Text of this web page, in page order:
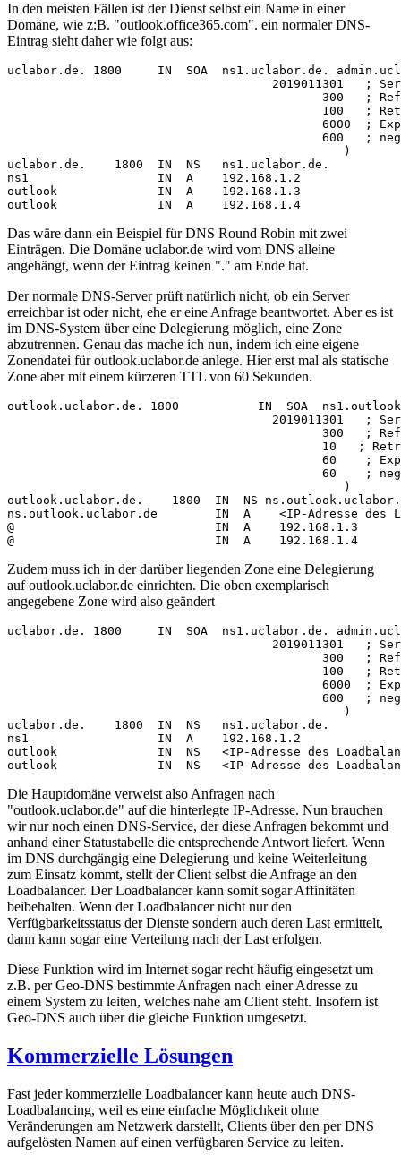
In den meisten Fällen ist der Dienst selbst ein Name in einer
Domäne, wie z:B. "outlook.office365.com". ein normaler DNS-
Eintrag sieht daher wie folgt aus:
uclabor.de. 1800     IN  SOA  ns1.uclabor.de.
2019011301   ;
300   ;
100   ;
6000  ;
600   ;
                                               )
uclabor.de.    1800  IN  NS   ns1.uclabor.de.
ns1                  IN  A    192.168.1.2
outlook              IN  A    192.168.1.3
outlook              IN  A    192.168.1.4
Das wäre dann ein Beispiel für DNS Round Robin mit zwei
Einträgen. Die Domäne uclabor.de wird vom DNS alleine
angehängt, wenn der Eintrag keinen "." am Ende hat.
Der normale DNS-Server prüft natürlich nicht, ob ein Server
erreichbar ist oder nicht, ehe er eine Anfrage beantwortet. Aber es ist
im DNS-System über eine Delegierung möglich, eine Zone
abzutrennen. Genau das mache ich nun, indem ich eine eigene
Zonendatei für outlook.uclabor.de anlege. Hier erst mal als statische
Zone aber mit einem kürzeren TTL von 60 Sekunden.
outlook.uclabor.de. 1800           IN  SOA
2019011301   ;
300   ;
10   ;
60    ;
60    ;
                                               )
outlook.uclabor.de.    1800  IN  NS
ns.outlook.uclabor.de        IN  A    <IP-Adresse des
@                            IN  A    192.168.1.3
@                            IN  A    192.168.1.4
Zudem muss ich in der darüber liegenden Zone eine Delegierung
auf outlook.uclabor.de einrichten. Die oben exemplarisch
angegebene Zone wird also geändert
uclabor.de. 1800     IN  SOA  ns1.uclabor.de.
2019011301   ;
300   ;
100   ;
6000  ;
600   ;
                                               )
uclabor.de.    1800  IN  NS   ns1.uclabor.de.
ns1                  IN  A    192.168.1.2
outlook              IN  NS   <IP-Adresse des
outlook              IN  NS   <IP-Adresse des
Die Hauptdomäne verweist also Anfragen nach
"outlook.uclabor.de" auf die hinterlegte IP-Adresse. Nun brauchen
wir nur noch einen DNS-Service, der diese Anfragen bekommt und
anhand einer Statustabelle die entsprechende Antwort liefert. Wenn
im DNS durchgängig eine Delegierung und keine Weiterleitung
zum Einsatz kommt, stellt der Client selbst die Anfrage an den
Loadbalancer. Der Loadbalancer kann somit sogar Affinitäten
beibehalten. Wenn der Loadbalancer nicht nur den
Verfügbarkeitsstatus der Dienste sondern auch deren Last ermittelt,
dann kann sogar eine Verteilung nach der Last erfolgen.
Diese Funktion wird im Internet sogar recht häufig eingesetzt um
z.B. per Geo-DNS bestimmte Anfragen nach einer Adresse zu
einem System zu leiten, welches nahe am Client steht. Insofern ist
Geo-DNS auch über die gleiche Funktion umgesetzt.
Kommerzielle Lösungen
Fast jeder kommerzielle Loadbalancer kann heute auch DNS-
Loadbalancing, weil es eine einfache Möglichkeit ohne
Veränderungen am Netzwerk darstellt, Clients über den per DNS
aufgelösten Namen auf einen verfügbaren Service zu leiten.